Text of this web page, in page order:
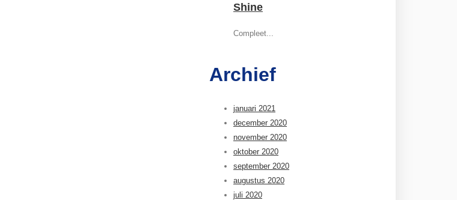
Shine
Compleet...
Archief
januari 2021
december 2020
november 2020
oktober 2020
september 2020
augustus 2020
juli 2020